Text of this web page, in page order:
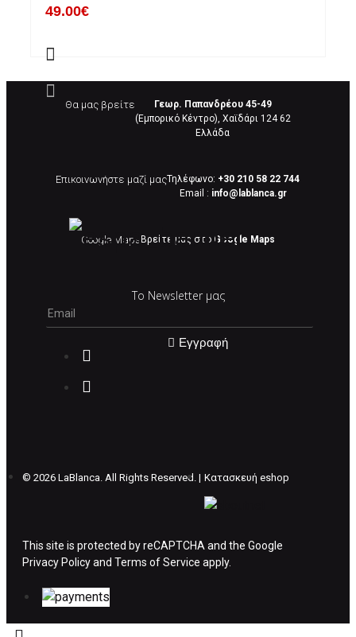
49.00€
Θα μας βρείτε
Γεωρ. Παπανδρέου 45-49
(Εμπορικό Κέντρο), Χαϊδάρι 124 62
Eλλάδα
Επικοινωνήστε μαζί μαςΤηλέφωνο: +30 210 58 22 744
Email : info@lablanca.gr
Google Maps Βρείτε μας στο Google Maps
Το Newsletter μας
Εγγραφή
© 2026 LaBlanca. All Rights Reserved. | Κατασκευή eshop
This site is protected by reCAPTCHA and the Google
Privacy Policyand Terms of Service apply.